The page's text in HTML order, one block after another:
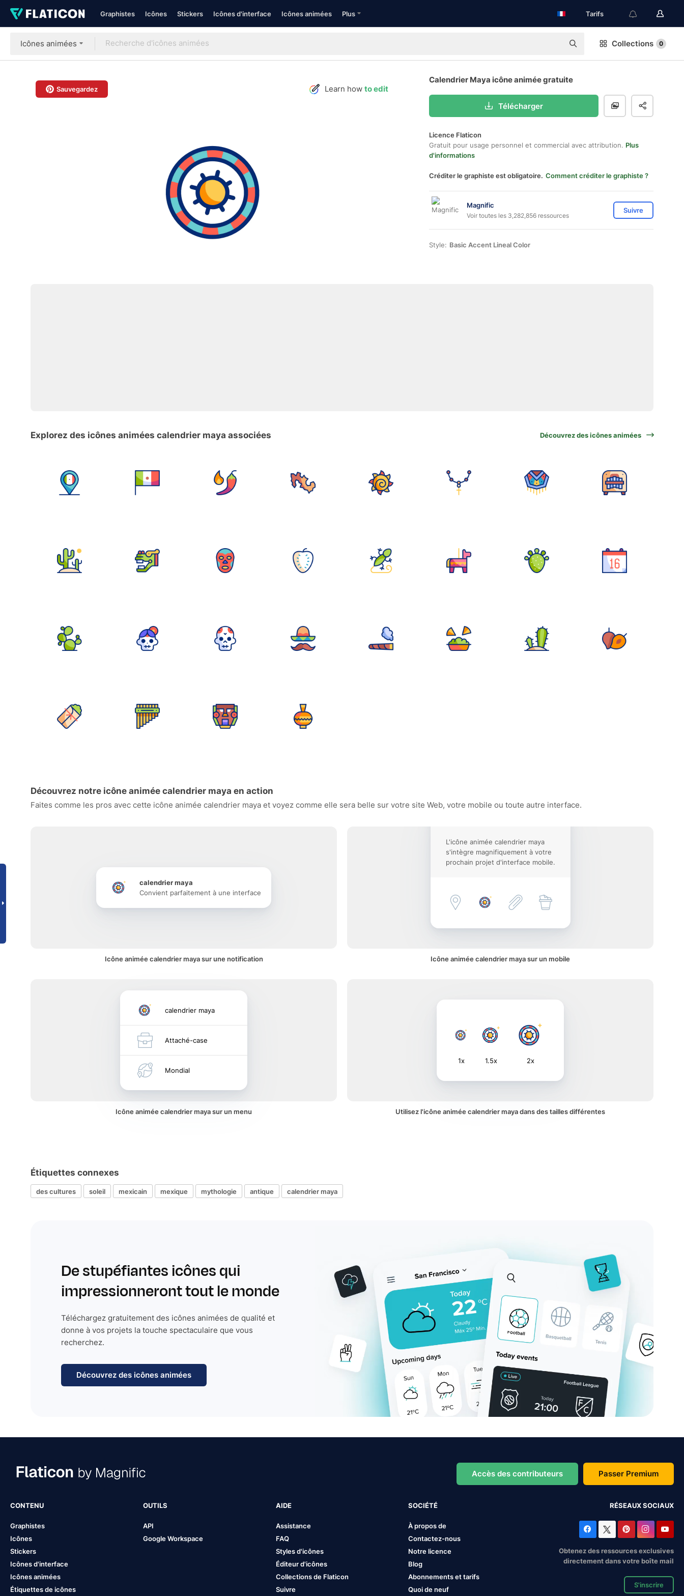
Graphistes Icônes Stickers Icônes d'interface Icônes animées Plus Tarifs
Icônes animées Collections 0
Sauvegardez Learn how to edit
Calendrier Maya icône animée gratuite
Télécharger
Licence Flaticon
Gratuit pour usage personnel et commercial avec attribution. Plus
d'informations
Créditer le graphiste est obligatoire. Comment créditer le graphiste ?
Magnific
Voir toutes les 3,282,856 ressources
Suivre
Style: Basic Accent Lineal Color
Explorez des icônes animées calendrier maya associées Découvrez des icônes animées
Découvrez notre icône animée calendrier maya en action
Faites comme les pros avec cette icône animée calendrier maya et voyez comme elle sera belle sur votre site Web, votre mobile ou toute autre interface.
calendrier maya
Convient parfaitement à une interface
Icône animée calendrier maya sur une notification
L'icône animée calendrier maya
s'intègre magnifiquement à votre
prochain projet d'interface mobile.
Icône animée calendrier maya sur un mobile
calendrier maya
Attaché-case
Mondial
Icône animée calendrier maya sur un menu
1x 1.5x 2x
Utilisez l'icône animée calendrier maya dans des tailles différentes
Étiquettes connexes
des cultures soleil mexicain mexique mythologie antique calendrier maya
De stupéfiantes icônes qui
impressionneront tout le monde
Téléchargez gratuitement des icônes animées de qualité et
donne à vos projets la touche spectaculaire que vous
recherchez.
Découvrez des icônes animées
Accès des contributeurs Passer Premium
CONTENU
Graphistes
Icônes
Stickers
Icônes d'interface
Icônes animées
Étiquettes de icônes
OUTILS
API
Google Workspace
AIDE
Assistance
FAQ
Styles d'icônes
Éditeur d'icônes
Collections de Flaticon
Suivre
SOCIÉTÉ
À propos de
Contactez-nous
Notre licence
Blog
Abonnements et tarifs
Quoi de neuf
RÉSEAUX SOCIAUX
Obtenez des ressources exclusives
directement dans votre boîte mail
S'inscrire